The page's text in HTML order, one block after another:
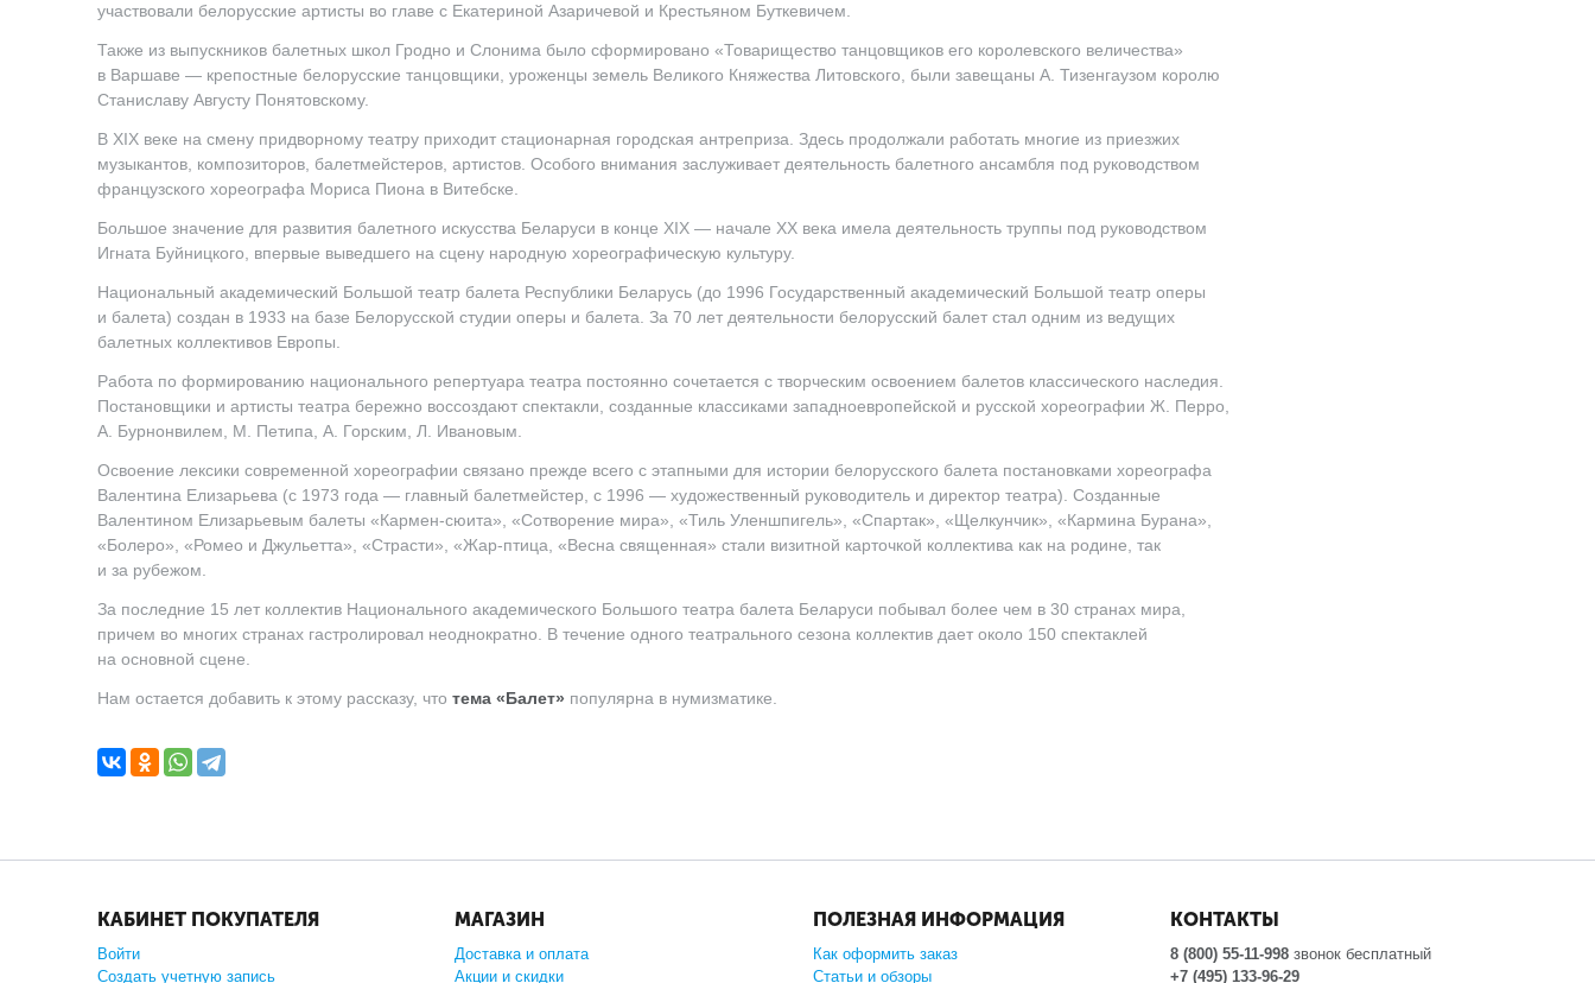
участвовали белорусские артисты во главе с Екатериной Азаричевой и Крестьяном Буткевичем.
Также из выпускников балетных школ Гродно и Слонима было сформировано «Товарищество танцовщиков его королевского величества»
в Варшаве — крепостные белорусские танцовщики, уроженцы земель Великого Княжества Литовского, были завещаны А. Тизенгаузом королю
Станиславу Августу Понятовскому.
В XIX веке на смену придворному театру приходит стационарная городская антреприза. Здесь продолжали работать многие из приезжих
музыкантов, композиторов, балетмейстеров, артистов. Особого внимания заслуживает деятельность балетного ансамбля под руководством
французского хореографа Мориса Пиона в Витебске.
Большое значение для развития балетного искусства Беларуси в конце XIX — начале XX века имела деятельность труппы под руководством
Игната Буйницкого, впервые выведшего на сцену народную хореографическую культуру.
Национальный академический Большой театр балета Республики Беларусь (до 1996 Государственный академический Большой театр оперы
и балета) создан в 1933 на базе Белорусской студии оперы и балета. За 70 лет деятельности белорусский балет стал одним из ведущих
балетных коллективов Европы.
Работа по формированию национального репертуара театра постоянно сочетается с творческим освоением балетов классического наследия.
Постановщики и артисты театра бережно воссоздают спектакли, созданные классиками западноевропейской и русской хореографии Ж. Перро,
А. Бурнонвилем, М. Петипа, А. Горским, Л. Ивановым.
Освоение лексики современной хореографии связано прежде всего с этапными для истории белорусского балета постановками хореографа
Валентина Елизарьева (с 1973 года — главный балетмейстер, с 1996 — художественный руководитель и директор театра). Созданные
Валентином Елизарьевым балеты «Кармен-сюита», «Сотворение мира», «Тиль Уленшпигель», «Спартак», «Щелкунчик», «Кармина Бурана»,
«Болеро», «Ромео и Джульетта», «Страсти», «Жар-птица, «Весна священная» стали визитной карточкой коллектива как на родине, так
и за рубежом.
За последние 15 лет коллектив Национального академического Большого театра балета Беларуси побывал более чем в 30 странах мира,
причем во многих странах гастролировал неоднократно. В течение одного театрального сезона коллектив дает около 150 спектаклей
на основной сцене.
Нам остается добавить к этому рассказу, что тема «Балет» популярна в нумизматике.
КАБИНЕТ ПОКУПАТЕЛЯ
Войти
Создать учетную запись
МАГАЗИН
Доставка и оплата
Акции и скидки
ПОЛЕЗНАЯ ИНФОРМАЦИЯ
Как оформить заказ
Статьи и обзоры
КОНТАКТЫ
8 (800) 55-11-998звонок бесплатный
+7 (495) 133-96-29